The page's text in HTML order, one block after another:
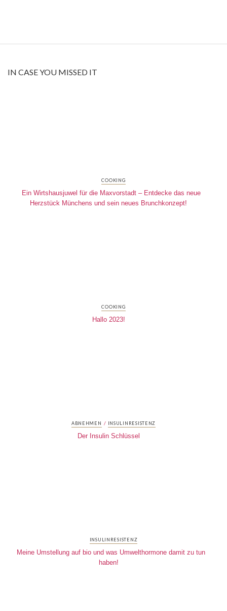
IN CASE YOU MISSED IT
COOKING
Ein Wirtshausjuwel für die Maxvorstadt – Entdecke das neue
Herzstück Münchens und sein neues Brunchkonzept!
COOKING
Hallo 2023!
ABNEHMEN / INSULINRESISTENZ
Der Insulin Schlüssel
INSULINRESISTENZ
Meine Umstellung auf bio und was Umwelthormone damit zu tun
haben!